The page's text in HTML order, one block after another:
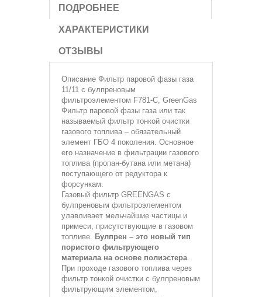
ПОДРОБНЕЕ
ХАРАКТЕРИСТИКИ
ОТЗЫВЫ
Описание Фильтр паровой фазы газа
11/11 с булпреновым
фильтроэлементом F781-C, GreenGas
Фильтр паровой фазы газа или так
называемый фильтр тонкой очистки
газового топлива – обязательный
элемент ГБО 4 поколения. Основное
его назначение в фильтрации газового
топлива (пропан-бутана или метана)
поступающего от редуктора к
форсункам.
Газовый фильтр GREENGAS с
булпреновым фильтроэлементом
улавливает мельчайшие частицы и
примеси, присутствующие в газовом
топливе. Булпрен – это новый тип
пористого фильтрующего
материала на основе полиэстера.
При проходе газового топлива через
фильтр тонкой очистки с булпреновым
фильтрующим элементом,